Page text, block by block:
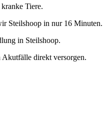
Tiere.
Steilshoop in nur 16 Minuten.
in Steilshoop.
Akutfälle direkt versorgen.